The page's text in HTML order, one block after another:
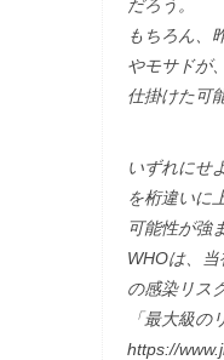
だろう。
もちろん、
やモサドが
仕掛けた可
いずれにせ
を桁違いに
可能性が強
WHOは、
の感染リス
「最大級の
https://